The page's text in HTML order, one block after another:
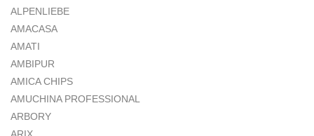
ALPENLIEBE
AMACASA
AMATI
AMBIPUR
AMICA CHIPS
AMUCHINA PROFESSIONAL
ARBORY
ARIX